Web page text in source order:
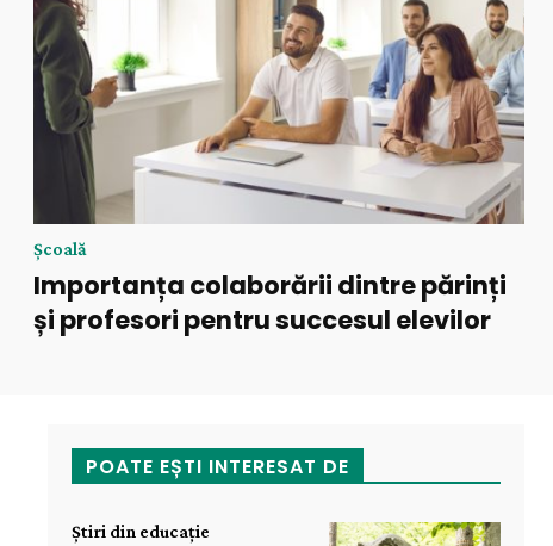
Şcoală
Importanța colaborării dintre părinți
și profesori pentru succesul elevilor
POATE EȘTI INTERESAT DE
Știri din educație